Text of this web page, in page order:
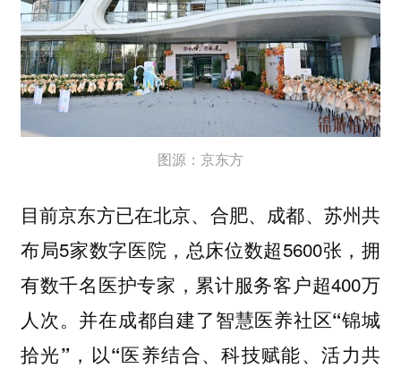
图源：京东方
目前京东方已在北京、合肥、成都、苏州共
布局5家数字医院，总床位数超5600张，拥
有数千名医护专家，累计服务客户超400万
人次。 并在成都自建了智慧医养社区“锦城
拾光”，以“医养结合、科技赋能、活力共